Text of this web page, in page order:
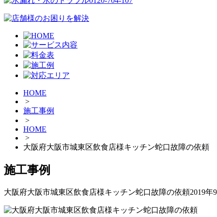
HOME
>
施工事例
>
HOME
>
大阪府大阪市城東区飲食店様キッチン蛇口故障の依頼
施工事例
大阪府大阪市城東区飲食店様キッチン蛇口故障の依頼2019年